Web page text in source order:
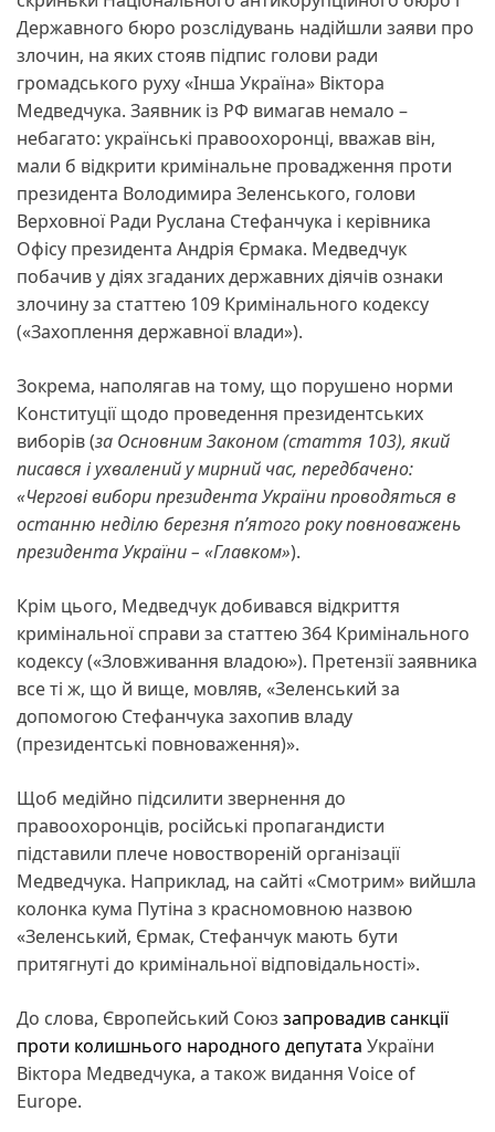
Державного бюро розслідувань надійшли заяви про
злочин, на яких стояв підпис голови ради
громадського руху «Інша Україна» Віктора
Медведчука. Заявник із РФ вимагав немало –
небагато: українські правоохоронці, вважав він,
мали б відкрити кримінальне провадження проти
президента Володимира Зеленського, голови
Верховної Ради Руслана Стефанчука і керівника
Офісу президента Андрія Єрмака. Медведчук
побачив у діях згаданих державних діячів ознаки
злочину за статтею 109 Кримінального кодексу
(«Захоплення державної влади»).
Зокрема, наполягав на тому, що порушено норми
Конституції щодо проведення президентських
виборів (за Основним Законом (стаття 103), який
писався і ухвалений у мирний час, передбачено:
«Чергові вибори президента України проводяться в
останню неділю березня п’ятого року повноважень
президента України – «Главком»).
Крім цього, Медведчук добивався відкриття
кримінальної справи за статтею 364 Кримінального
кодексу («Зловживання владою»). Претензії заявника
все ті ж, що й вище, мовляв, «Зеленський за
допомогою Стефанчука захопив владу
(президентські повноваження)».
Щоб медійно підсилити звернення до
правоохоронців, російські пропагандисти
підставили плече новоствореній організації
Медведчука. Наприклад, на сайті «Смотрим» вийшла
колонка кума Путіна з красномовною назвою
«Зеленський, Єрмак, Стефанчук мають бути
притягнуті до кримінальної відповідальності».
До слова, Європейський Союз запровадив санкції
проти колишнього народного депутата України
Віктора Медведчука, а також видання Voice of
Europe.